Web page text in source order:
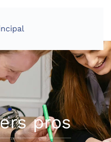
pros